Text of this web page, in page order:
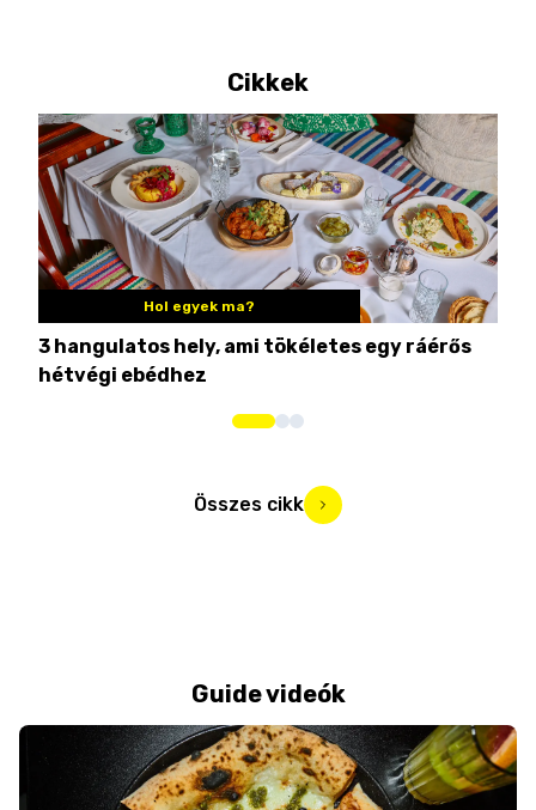
Cikkek
Hol egyek ma?
3 hangulatos hely, ami tökéletes egy ráérős
hétvégi ebédhez
Összes cikk
Guide videók